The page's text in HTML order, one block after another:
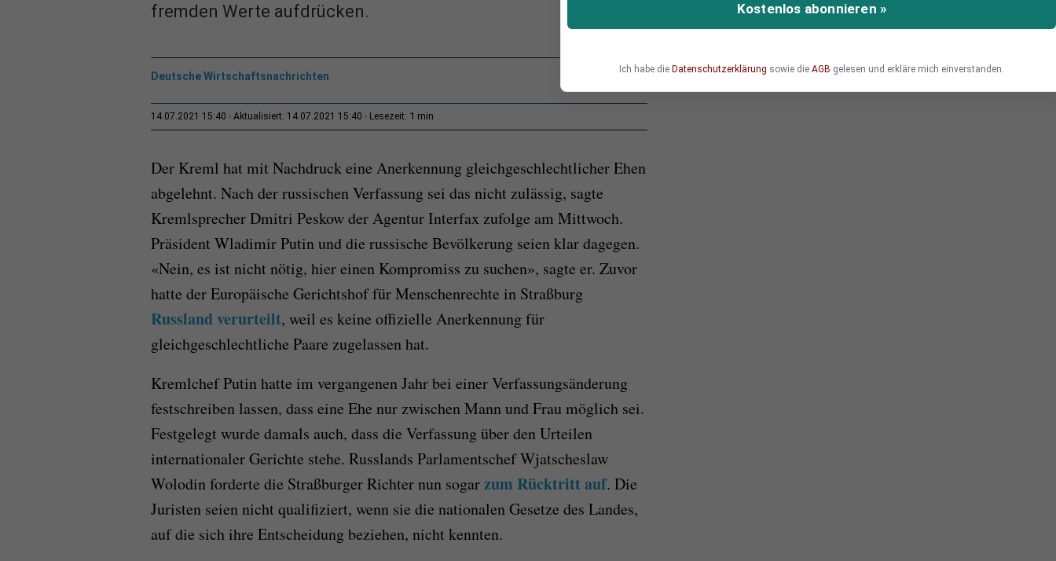
fremden Werte aufdrücken.
Deutsche Wirtschaftsnachrichten
14.07.2021 15:40 Aktualisiert: 14.07.2021 15:40 Lesezeit: 1 min
Der Kreml hat mit Nachdruck eine Anerkennung gleichgeschlechtlicher Ehen
abgelehnt. Nach der russischen Verfassung sei das nicht zulässig, sagte
Kremlsprecher Dmitri Peskow der Agentur Interfax zufolge am Mittwoch.
Präsident Wladimir Putin und die russische Bevölkerung seien klar dagegen.
«Nein, es ist nicht nötig, hier einen Kompromiss zu suchen», sagte er. Zuvor
hatte der Europäische Gerichtshof für Menschenrechte in Straßburg
Russland verurteilt, weil es keine offizielle Anerkennung für
gleichgeschlechtliche Paare zugelassen hat.
Kremlchef Putin hatte im vergangenen Jahr bei einer Verfassungsänderung
festschreiben lassen, dass eine Ehe nur zwischen Mann und Frau möglich sei.
Festgelegt wurde damals auch, dass die Verfassung über den Urteilen
internationaler Gerichte stehe. Russlands Parlamentschef Wjatscheslaw
Wolodin forderte die Straßburger Richter nun sogarzum Rücktritt auf. Die
Juristen seien nicht qualifiziert, wenn sie die nationalen Gesetze des Landes,
auf die sich ihre Entscheidung beziehen, nicht kennten.
Kostenlos abonnieren »
Ich habe die Datenschutzerklärung sowie die AGB gelesen und erkläre mich einverstanden.